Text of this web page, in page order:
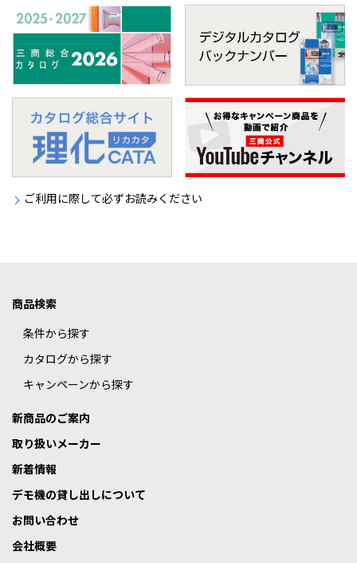
ご利用に際して必ずお読みください
商品検索
条件から探す
カタログから探す
キャンペーンから探す
新商品のご案内
取り扱いメーカー
新着情報
デモ機の貸し出しについて
お問い合わせ
会社概要